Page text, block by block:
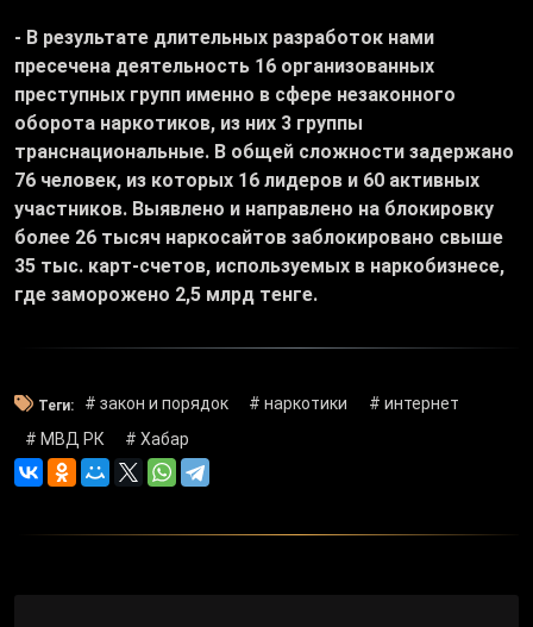
- В результате длительных разработок нами
пресечена деятельность 16 организованных
преступных групп именно в сфере незаконного
оборота наркотиков, из них 3 группы
транснациональные. В общей сложности задержано
76 человек, из которых 16 лидеров и 60 активных
участников. Выявлено и направлено на блокировку
более 26 тысяч наркосайтов заблокировано свыше
35 тыс. карт-счетов, используемых в наркобизнесе,
где заморожено 2,5 млрд тенге.
Теги: # закон и порядок # наркотики
# интернет
# МВД РК
# Хабар